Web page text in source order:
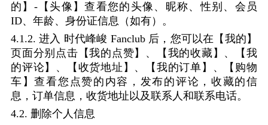
的】 -【头像】查看您的头像、昵称、性别、会员
ID、年龄、身份证信息（如有）。
4.1.2.进入 时代峰峻 Fanclub 后，您可以在【我的】
页面分别点击【我的点赞】、【我的收藏】、【我
的评论】、【收货地址】、【我的订单】、【购物
车】查看您点赞的内容，发布的评论，收藏的信
息，订单信息，收货地址以及联系人和联系电话。
4.2. 删除个人信息